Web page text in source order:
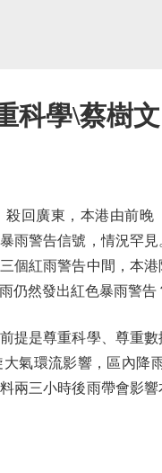
科學\蔡樹文
廣東，本港由前晚
雨警告信號，情況罕
個紅雨警告中間，本
仍然發出紅色暴雨警告
是尊重科學、尊重數
氣環流影響，區內降
兩三小時後雨帶會影